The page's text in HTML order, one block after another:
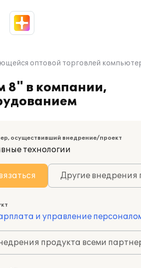
оптовой торговлей
8" в компании,
осуществивший внедрение/проект
технологии
Другие внедрения
и управление
продукта всеми